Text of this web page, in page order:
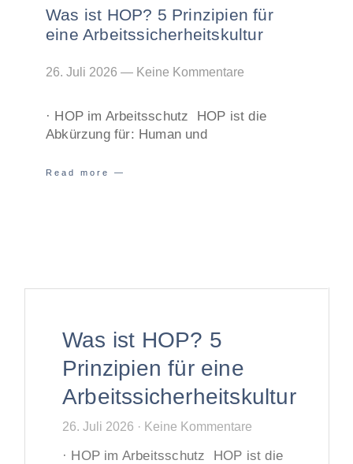
Was ist HOP? 5 Prinzipien für
eine Arbeitssicherheitskultur
26. Juli 2026 Keine Kommentare
· HOP im Arbeitsschutz HOP ist die
Abkürzung für: Human und
Read more —
Was ist HOP? 5
Prinzipien für eine
Arbeitssicherheitskultur
26. Juli 2026 Keine Kommentare
· HOP im Arbeitsschutz HOP ist die